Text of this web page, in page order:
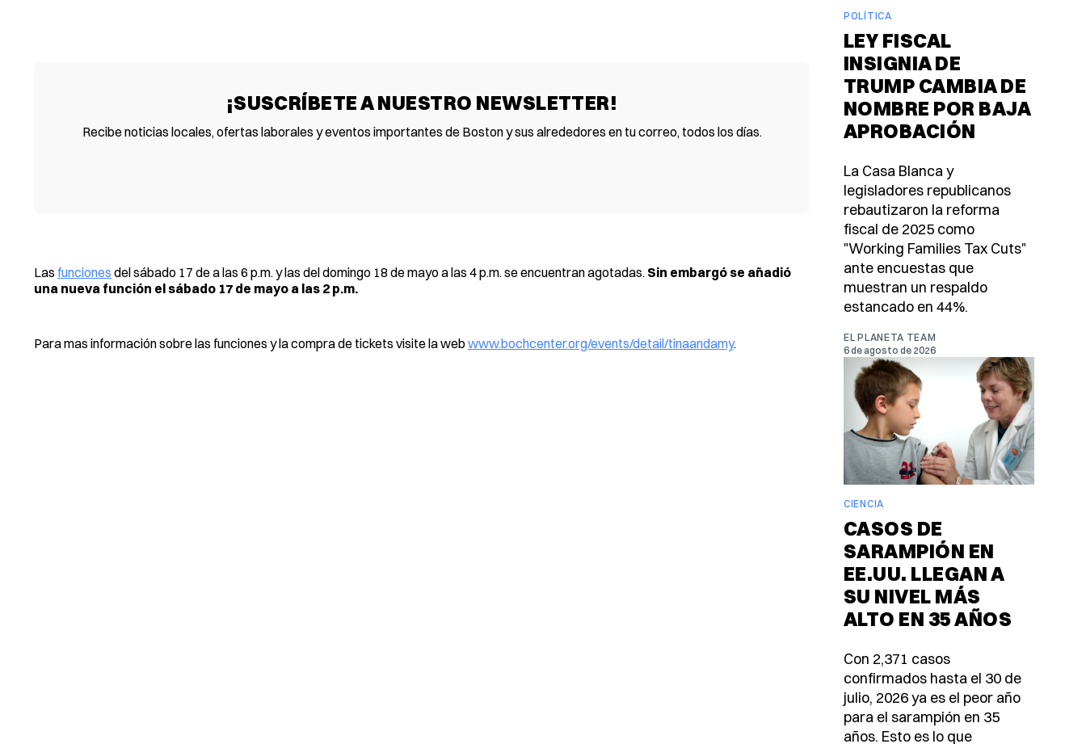
¡SUSCRÍBETE A NUESTRO NEWSLETTER!
Recibe noticias locales, ofertas laborales y eventos importantes de Boston y sus alrededores en tu correo, todos los días.
Las funciones del sábado 17 de a las 6 p.m. y las del domingo 18 de mayo a las 4 p.m. se encuentran agotadas. Sin embargó se añadió
una nueva función el sábado 17 de mayo a las 2 p.m.
Para mas información sobre las funciones y la compra de tickets visite la web www.bochcenter.org/events/detail/tinaandamy.
POLÍTICA
LEY FISCAL
INSIGNIA DE
TRUMP CAMBIA DE
NOMBRE POR BAJA
APROBACIÓN
La Casa Blanca y
legisladores republicanos
rebautizaron la reforma
fiscal de 2025 como
"Working Families Tax Cuts"
ante encuestas que
muestran un respaldo
estancado en 44%.
EL PLANETA TEAM
6 de agosto de 2026
CIENCIA
CASOS DE
SARAMPIÓN EN
EE.UU. LLEGAN A
SU NIVEL MÁS
ALTO EN 35 AÑOS
Con 2,371 casos
confirmados hasta el 30 de
julio, 2026 ya es el peor año
para el sarampión en 35
años. Esto es lo que